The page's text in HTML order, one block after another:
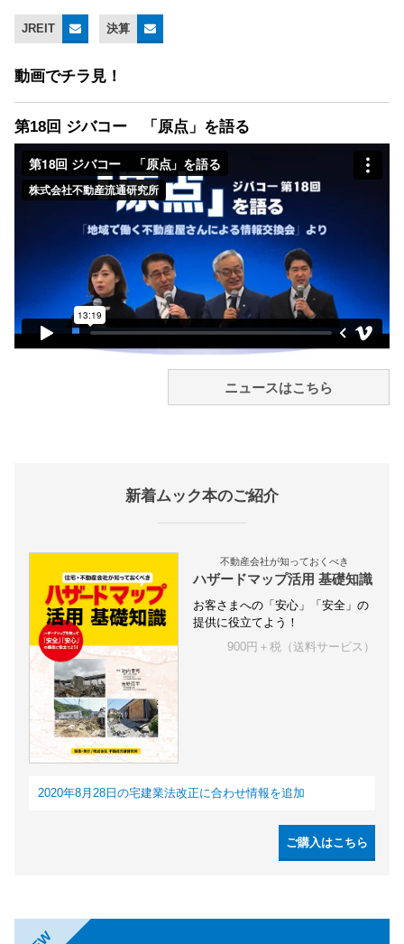
JREIT 決算
動画でチラ見！
第18回 ジバコー 「原点」を語る
ニュースはこちら
新着ムック本のご紹介
不動産会社が知っておくべき
ハザードマップ活用 基礎知識
お客さまへの「安心」「安全」の
提供に役立てよう！
900円＋税（送料サービス）
2020年8月28日の宅建業法改正に合わせ情報を追加
ご購入はこちら